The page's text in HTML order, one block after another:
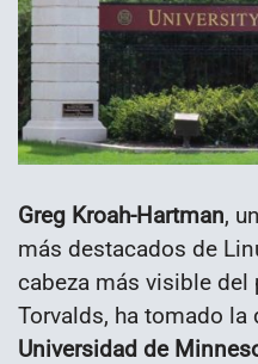
Greg Kroah-Hartman,
más destacados de
cabeza más visible del
Torvalds, ha tomado la
Universidad de